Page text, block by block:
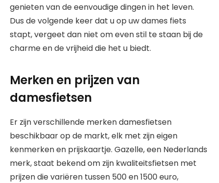
genieten van de eenvoudige dingen in het leven.
Dus de volgende keer dat u op uw dames fiets
stapt, vergeet dan niet om even stil te staan bij de
charme en de vrijheid die het u biedt.
Merken en prijzen van
damesfietsen
Er zijn verschillende merken damesfietsen
beschikbaar op de markt, elk met zijn eigen
kenmerken en prijskaartje. Gazelle, een Nederlands
merk, staat bekend om zijn kwaliteitsfietsen met
prijzen die variëren tussen 500 en 1500 euro,